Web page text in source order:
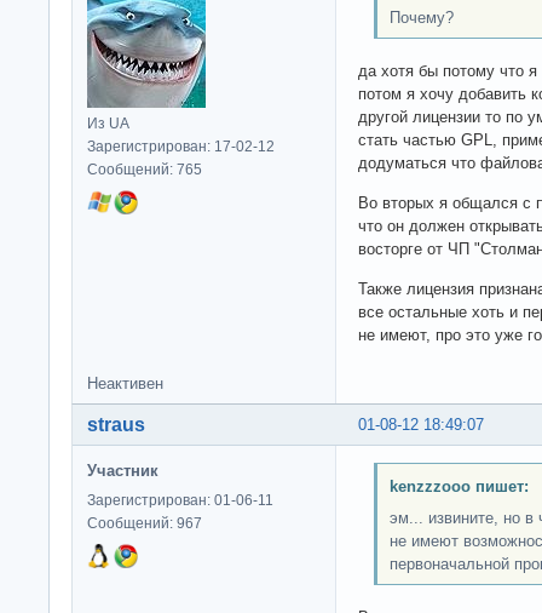
Из UA
Зарегистрирован: 17-02-12
Сообщений: 765
Почему?
да хотя бы потому что
потом я хочу добавить
другой лицензии то по
стать частью GPL,
додуматься что
Во вторых я общался с
что он должен
восторге от ЧП
Также лицензия
все остальные хоть и
не имеют, про это уже
Неактивен
01-08-12 18:49:07
straus
Участник
Зарегистрирован: 01-06-11
Сообщений: 967
kenzzzooo пишет:
эм... извините, но в
не имеют
первоначальной